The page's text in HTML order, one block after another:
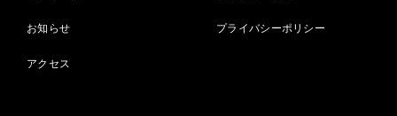
お知らせ
アクセス
プライバシーポリシー